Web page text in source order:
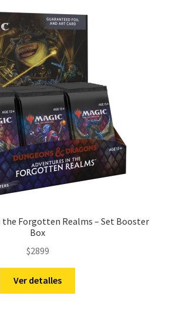
the Forgotten Realms – Set Booster
Box
$2899
Ver detalles